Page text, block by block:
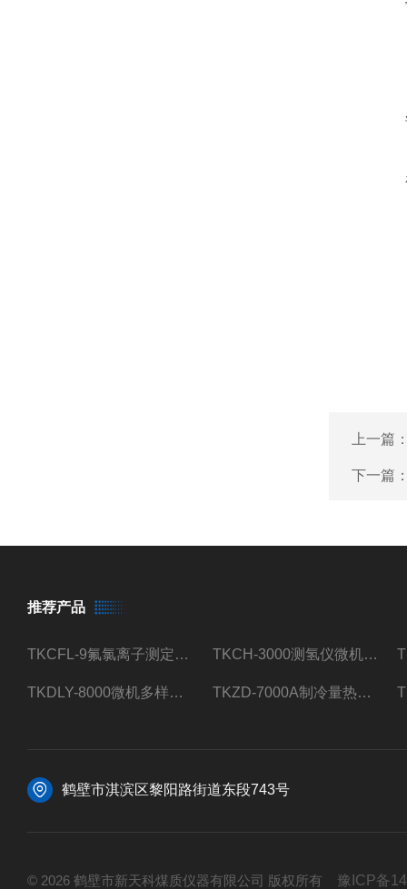
上一篇
下一篇
推荐产品
TKCFL-9氟氯离子测定仪自动煤质检测 TKCH-3000测氢仪微机氢元素测定煤质检测
TKDLY-8000微机多样测硫仪自动定硫仪化验室硫含量测定 TKZD-7000A制冷量热仪自动升降热值仪煤质检测
鹤壁市淇滨区黎阳路街道东段743号
© 2026 鹤壁市新天科煤质仪器有限公司 版权所有 豫ICP备